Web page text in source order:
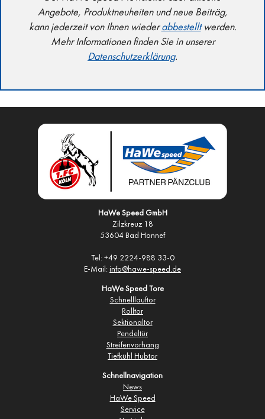
Angebote, Produktneuheiten und neue Beiträg,
kann jederzeit von Ihnen wiederabbestelltwerden.
Mehr Informationen finden Sie in unserer
Datenschutzerklärung.
HaWe Speed GmbH
Zilzkreuz 18
53604 Bad Honnef
Tel: +49 2224-988 33-0
E-Mail: info@hawe-speed.de
HaWe Speed Tore
Schnelllauftor
Rolltor
Sektionaltor
Pendeltür
Streifenvorhang
Tiefkühl Hubtor
Schnellnavigation
News
HaWe Speed
Service